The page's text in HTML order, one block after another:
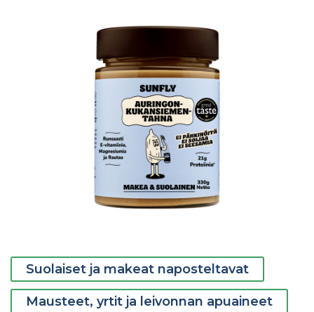
Suolaiset ja makeat naposteltavat
Mausteet, yrtit ja leivonnan apuaineet